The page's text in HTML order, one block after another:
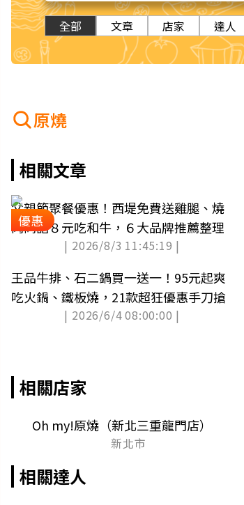
全部 文章 店家 達人
原燒
相關文章
優惠
父親節聚餐優惠！西堤免費送雞腿、燒
肉同話８元吃和牛，６大品牌推薦整理
| 2026/8/3 11:45:19 |
王品牛排、石二鍋買一送一！95元起爽
吃火鍋、鐵板燒，21款超狂優惠手刀搶
| 2026/6/4 08:00:00 |
相關店家
Oh my!原燒（新北三重龍門店）
新北市
相關達人